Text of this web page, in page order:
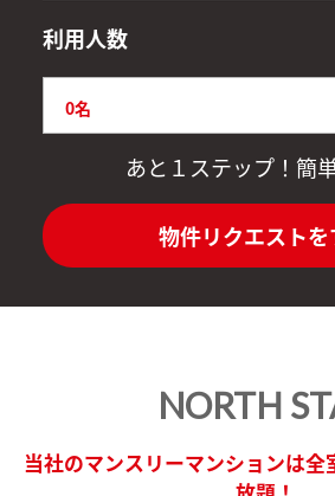
利用人数
あと１ステップ！簡
物件リクエストを
NORTH
当社のマンスリーマンションは全